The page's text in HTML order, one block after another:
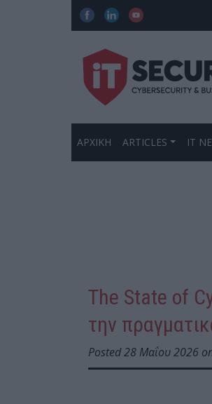
ΑΡΧΙΚΗ ARTICLES IT
The State of
την
Posted 28 Μαΐου 2026